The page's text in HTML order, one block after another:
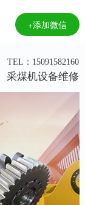
+添加微信
TEL：15091582160
采煤机设备维修